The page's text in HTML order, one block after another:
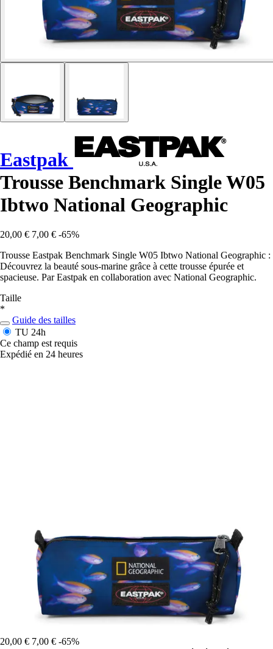
Eastpak
Trousse Benchmark Single W05
Ibtwo National Geographic
20,00 € 7,00 € -65%
Trousse Eastpak Benchmark Single W05 Ibtwo National Geographic :
Découvrez la beauté sous-marine grâce à cette trousse épurée et
spacieuse. Par Eastpak en collaboration avec National Geographic.
Taille
*
Guide des tailles
TU 24h
Ce champ est requis
Expédié en 24 heures
20,00 € 7,00 € -65%